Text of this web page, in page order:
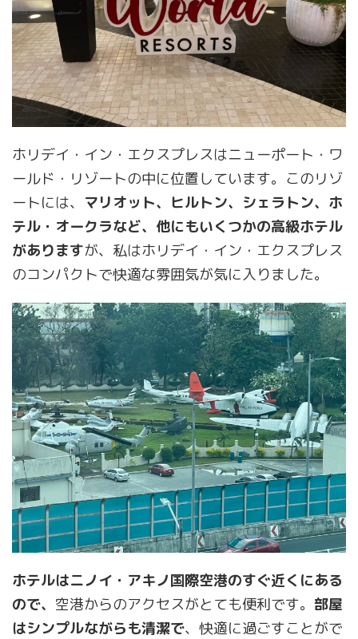
ホリデイ・イン・エクスプレスはニューポート・ワ
ールド・リゾートの中に位置しています。このリゾ
ートには、 マリオット、ヒルトン、シェラトン、ホ
テル・オークラなど、他にもいくつかの高級ホテル
がありますが、私はホリデイ・イン・エクスプレス
のコンパクトで快適な雰囲気が気に入りました​​。
ホテルはニノイ・アキノ国際空港のすぐ近くにある
ので、 空港からのアクセスがとても便利です。 部屋
はシンプルながらも清潔で、快適に過ごすことがで